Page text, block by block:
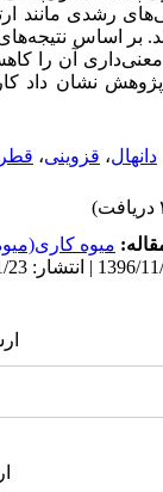
رشدی
بر اساس
آن را
نشان داد
دانهال، قزوینی،
میوه